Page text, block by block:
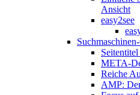
Ansicht
easy2see
META-
Reiche
AMP: